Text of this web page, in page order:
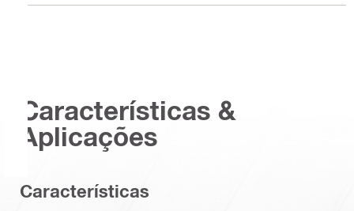
Características &
Aplicações
Características